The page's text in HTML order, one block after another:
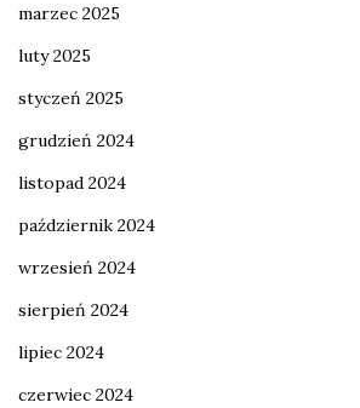
marzec 2025
luty 2025
styczeń 2025
grudzień 2024
listopad 2024
październik 2024
wrzesień 2024
sierpień 2024
lipiec 2024
czerwiec 2024